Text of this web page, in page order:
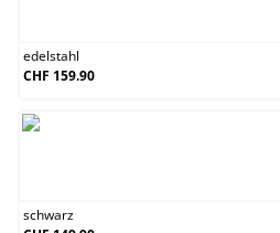
edelstahl
CHF 159.90
schwarz